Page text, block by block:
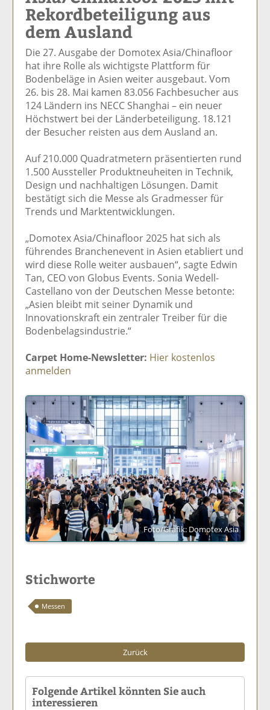
el
a
F
ac
e
b
o
o
k
il
e
n
el
t
tt
er
n
el
a
Li
n
k
e
di
n
te
e
n
E
ai
l
v
er
d
e
ck
Rekordbeteiligung aus
dem Ausland
Die 27. Ausgabe der Domotex Asia/Chinafloor
hat ihre Rolle als wichtigste Plattform für
Bodenbeläge in Asien weiter ausgebaut. Vom
26. bis 28. Mai kamen 83.056 Fachbesucher aus
124 Ländern ins NECC Shanghai – ein neuer
Höchstwert bei der Länderbeteiligung. 18.121
der Besucher reisten aus dem Ausland an.
Auf 210.000 Quadratmetern präsentierten rund
1.500 Aussteller Produktneuheiten in Technik,
Design und nachhaltigen Lösungen. Damit
bestätigt sich die Messe als Gradmesser für
Trends und Marktentwicklungen.
„Domotex Asia/Chinafloor 2025 hat sich als
führendes Branchenevent in Asien etabliert und
wird diese Rolle weiter ausbauen“, sagte Edwin
Tan, CEO von Globus Events. Sonia Wedell-
Castellano von der Deutschen Messe betonte:
„Asien bleibt mit seiner Dynamik und
Innovationskraft ein zentraler Treiber für die
Bodenbelagsindustrie.“
Carpet Home-Newsletter: Hier kostenlos
anmelden
Foto/Grafik: Domotex Asia
Stichworte
Messen
Zurück
Folgende Artikel könnten Sie auch
interessieren